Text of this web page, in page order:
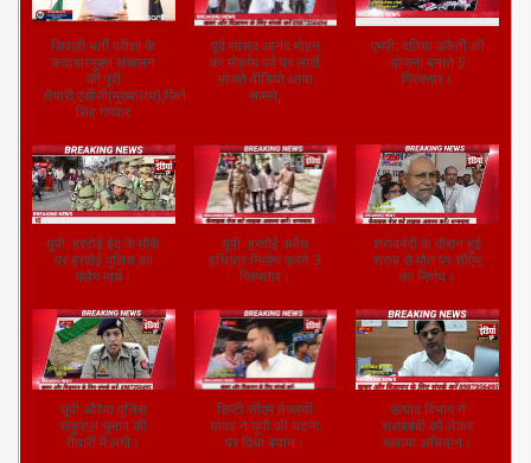
सिपाही भर्ती परीक्षा के
कदाचारमुक्त संचालन
की पूरी
तैयारी,एडीजी(मुख्यालय),जितेंद्र
सिंह गंगवार
पूर्व सांसद आनंद मोहन
का मोहर्रम पर्व पर लाठी
भांजते वीडियो आया
सामने,
एमपी: दतिया डकैती की
योजना बनाते 5
गिरफ्तार।
यूपी: हरदोई ईद के मौके
पर हरदोई पुलिस का
फ्लैग मार्च।
यूपी: हरदोई अवैध
हथियार निर्माण करते 3
गिरफ्तार।
शराबबंदी के दौरान हुई
शराब से मौत पर सीएम
का निर्णय।
यूपी:औरैया पुलिस
सकुशल चुनाव की
तैयारी में लगी।
डिप्टी सीएम तेजस्वी
यादव ने यूपी की घटना
पर दिया बयान।
उत्पाद विभाग ने
शराबबंदी को लेकर
चलाया अभियान।